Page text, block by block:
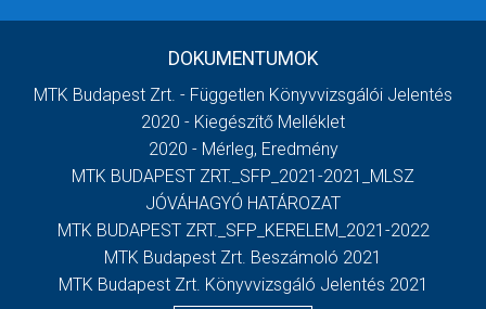
DOKUMENTUMOK
MTK Budapest Zrt. - Független Könyvvizsgálói Jelentés
2020 - Kiegészítő Melléklet
2020 - Mérleg, Eredmény
MTK BUDAPEST ZRT._SFP_2021-2021_MLSZ
JÓVÁHAGYÓ HATÁROZAT
MTK BUDAPEST ZRT._SFP_KERELEM_2021-2022
MTK Budapest Zrt. Beszámoló 2021
MTK Budapest Zrt. Könyvvizsgáló Jelentés 2021